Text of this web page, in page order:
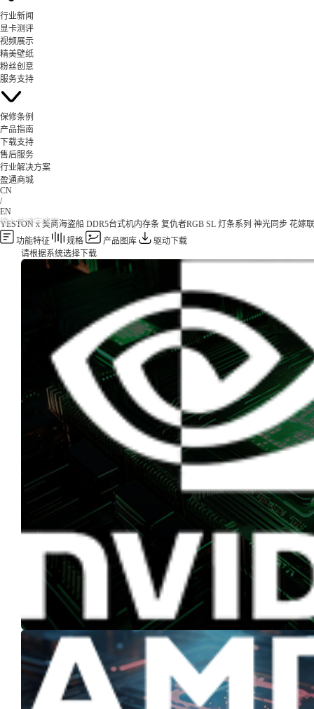
行业新闻
显卡测评
视频展示
精美壁纸
粉丝创意
服务支持
保修条例
产品指南
下载支持
售后服务
行业解决方案
盈通商城
CN
/
EN
YESTON x 美商海盗船 DDR5台式机内存条 复仇者RGB SL 灯条系列 神光同步 花嫁
功能特征
规格 产品图库
驱动下载
请根据系统选择下载